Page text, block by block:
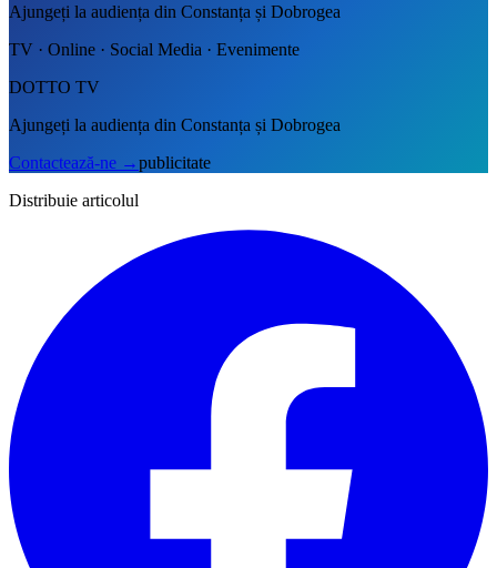
Ajungeți la audiența din Constanța și Dobrogea
TV · Online · Social Media · Evenimente
DOTTO TV
Ajungeți la audiența din Constanța și Dobrogea
Contactează-ne →publicitate
Distribuie articolul